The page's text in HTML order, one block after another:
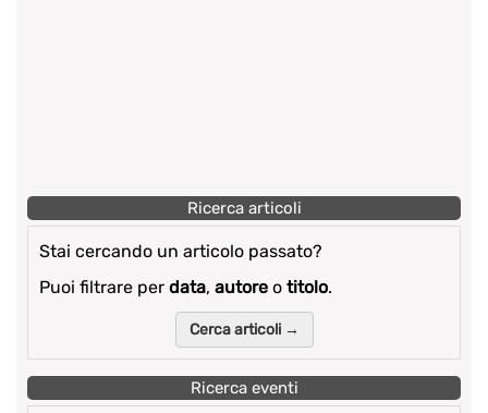
Ricerca articoli
Stai cercando un articolo passato?
Puoi filtrare per data, autore o titolo.
Cerca articoli →
Ricerca eventi